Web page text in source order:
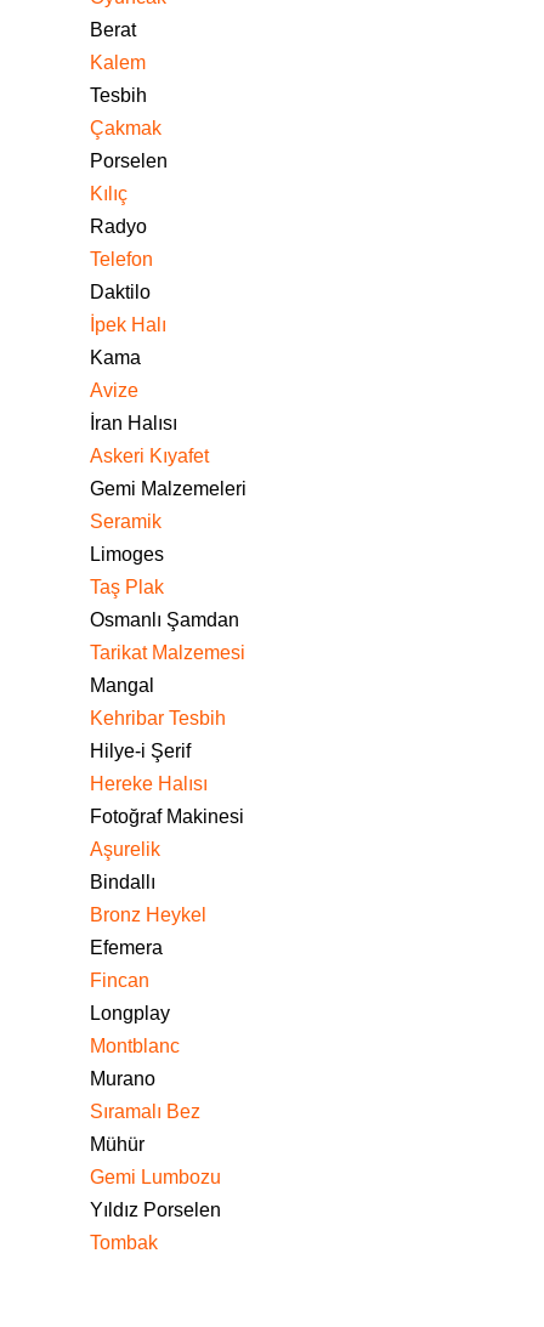
Berat
Kalem
Tesbih
Çakmak
Porselen
Kılıç
Radyo
Telefon
Daktilo
İpek Halı
Kama
Avize
İran Halısı
Askeri Kıyafet
Gemi Malzemeleri
Seramik
Limoges
Taş Plak
Osmanlı Şamdan
Tarikat Malzemesi
Mangal
Kehribar Tesbih
Hilye-i Şerif
Hereke Halısı
Fotoğraf Makinesi
Aşurelik
Bindallı
Bronz Heykel
Efemera
Fincan
Longplay
Montblanc
Murano
Sıramalı Bez
Mühür
Gemi Lumbozu
Yıldız Porselen
Tombak